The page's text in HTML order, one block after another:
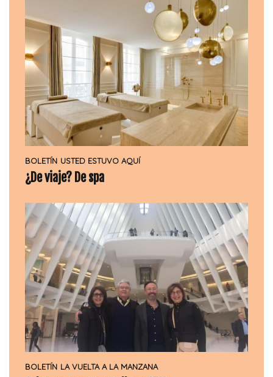
BOLETÍN USTED ESTUVO AQUÍ
¿De viaje? De spa
BOLETÍN LA VUELTA A LA MANZANA